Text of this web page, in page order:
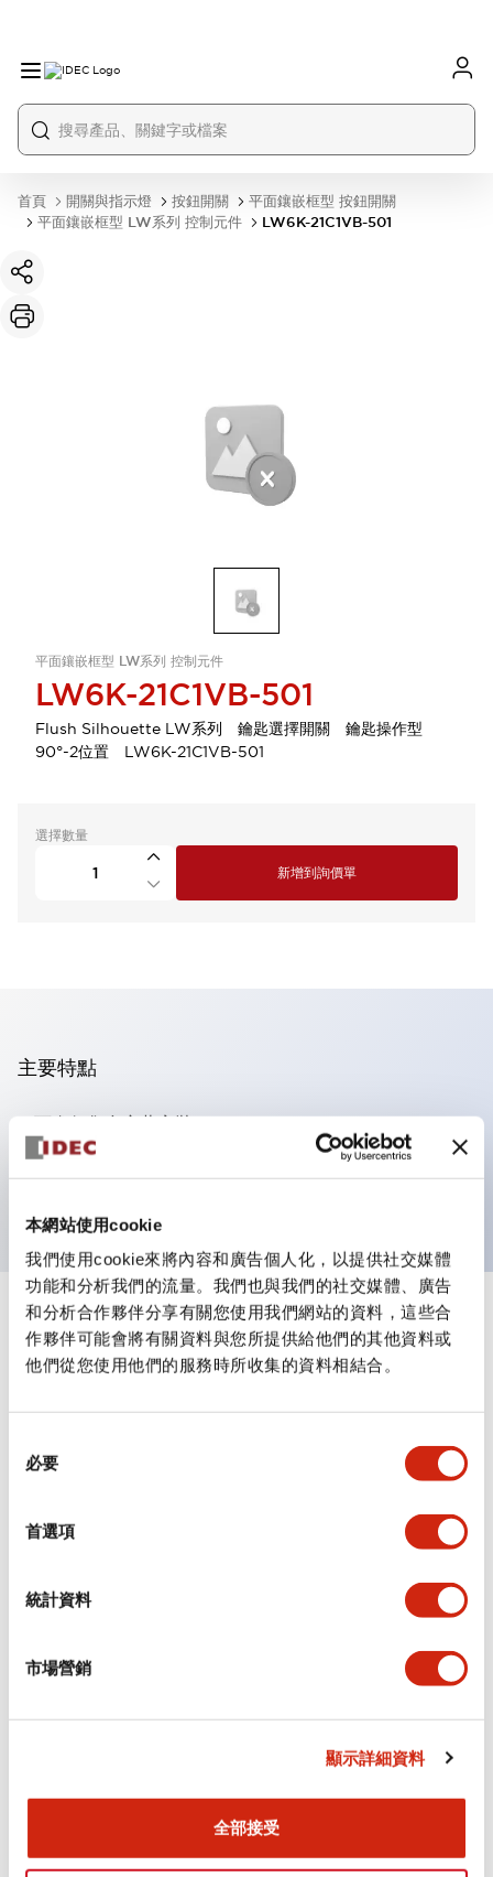
本網站使用cookie
我們使用cookie來將內容和廣告個人化，以提供社交媒體
功能和分析我們的流量。我們也與我們的社交媒體、廣告
和分析合作夥伴分享有關您使用我們網站的資料，這些合
作夥伴可能會將有關資料與您所提供給他們的其他資料或
他們從您使用他們的服務時所收集的資料相結合。
必要
首選項
統計資料
市場營銷
顯示詳細資料
全部接受
首頁 開關與指示燈 按鈕開關
平面鑲嵌框型 按鈕開關
平面鑲嵌框型 LW系列 控制元件
LW6K-21C1VB-501
平面鑲嵌框型 LW系列 控制元件
LW6K-21C1VB-501
Flush Silhouette LW系列 鑰匙選擇開關 鑰匙操作型
90°-2位置 LW6K-21C1VB-501
選擇數量
新增到詢價單
主要特點
可進行集合密著安裝
附鎖選擇開關採用高安全性的彈子鎖結構
規格 顯示全部
審美規範
安裝和安裝規範
認證與標準